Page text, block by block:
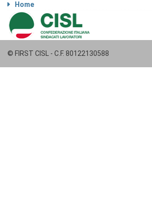
Home
© FIRST CISL - C.F. 80122130588